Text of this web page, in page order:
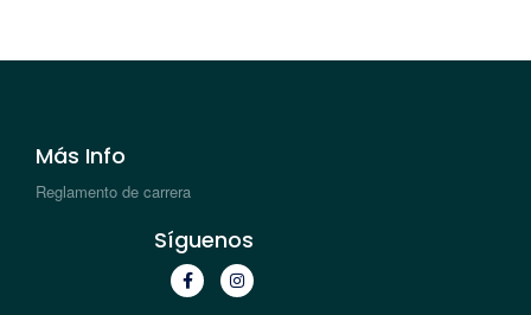
Más Info
Reglamento de carrera
Síguenos